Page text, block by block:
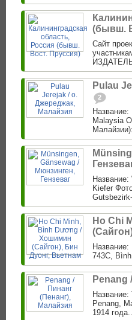
(бывш.
Сайт
Pulau
2
Malaysia
Kiefer
Ho Сhi
743C,
Penang
Penang,
1914